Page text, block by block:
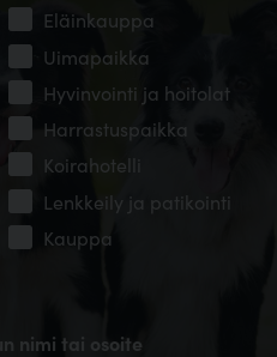
nimi tai osoite
Eläinkauppa
Uimapaikka
Hyvinvointi ja hoitolat
Harrastuspaikka
Koirahotelli
Lenkkeily ja patikointi
Kauppa